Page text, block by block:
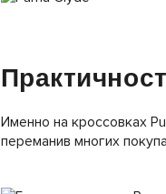
Именно на кроссовках
переманив многих